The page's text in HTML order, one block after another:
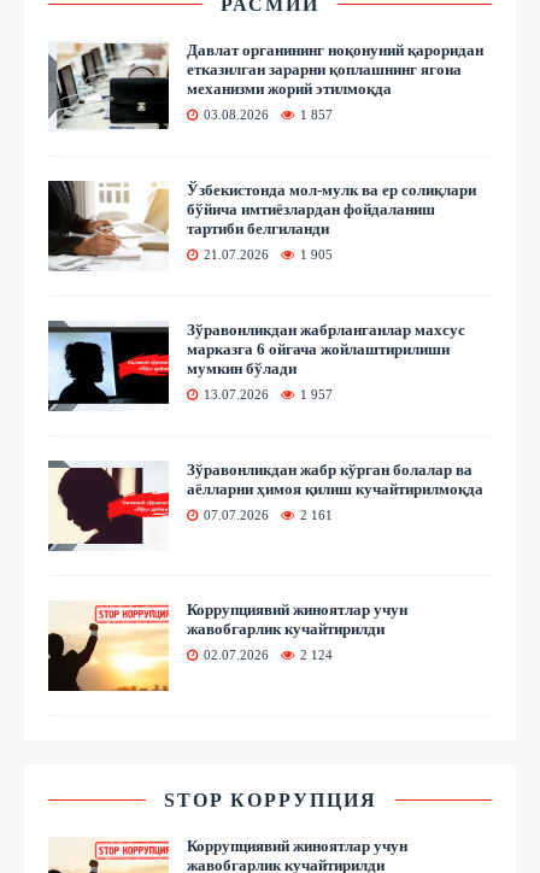
РАСМИЙ
Давлат органининг ноқонуний қароридан
етказилган зарарни қоплашнинг ягона
механизми жорий этилмоқда
03.08.2026 1 857
Ўзбекистонда мол-мулк ва ер солиқлари
бўйича имтиёзлардан фойдаланиш
тартиби белгиланди
21.07.2026 1 905
Зўравонликдан жабрланганлар махсус
марказга 6 ойгача жойлаштирилиши
мумкин бўлади
13.07.2026 1 957
Зўравонликдан жабр кўрган болалар ва
аёлларни ҳимоя қилиш кучайтирилмоқда
07.07.2026 2 161
Коррупциявий жиноятлар учун
жавобгарлик кучайтирилди
02.07.2026 2 124
STOP КОРРУПЦИЯ
Коррупциявий жиноятлар учун
жавобгарлик кучайтирилди